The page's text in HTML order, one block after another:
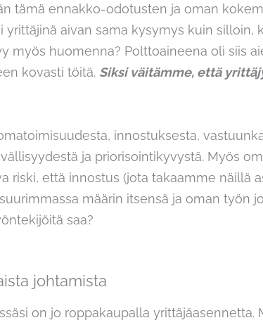
tämä ennakko-odotusten ja oman
aivan sama kysymys kuin silloin,
myös huomenna? Polttoaineena oli siis
kovasti töitä. Siksi väitämme, että
innostuksesta,
ja priorisointikyvystä. Myös
riski, että innostus (jota takaamme näillä
määrin itsensä ja oman työn
saa?
johtamista
on jo roppakaupalla yrittäjäasennetta.